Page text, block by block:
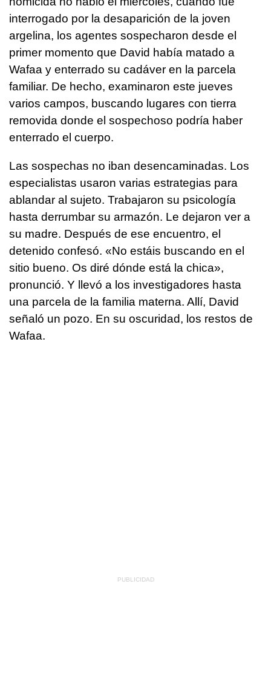
interrogado por la desaparición de la joven
argelina, los agentes sospecharon desde el
primer momento que David había matado a
Wafaa y enterrado su cadáver en la parcela
familiar. De hecho, examinaron este jueves
varios campos, buscando lugares con tierra
removida donde el sospechoso podría haber
enterrado el cuerpo.
Las sospechas no iban desencaminadas. Los
especialistas usaron varias estrategias para
ablandar al sujeto. Trabajaron su psicología
hasta derrumbar su armazón. Le dejaron ver a
su madre. Después de ese encuentro, el
detenido confesó. «No estáis buscando en el
sitio bueno. Os diré dónde está la chica»,
pronunció. Y llevó a los investigadores hasta
una parcela de la familia materna. Allí, David
señaló un pozo. En su oscuridad, los restos de
Wafaa.